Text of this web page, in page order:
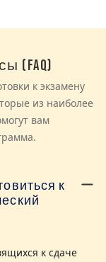
(FAQ)
к экзамену
из наиболее
вам
к
к сдаче